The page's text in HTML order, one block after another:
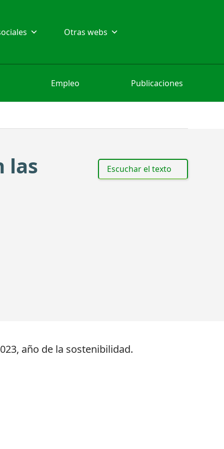
Otras webs
Empleo Publicaciones
las
Escuchar el texto
año de la sostenibilidad.